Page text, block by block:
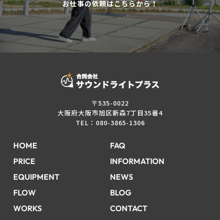
お仕事の依頼はこちらから！
〒535-0022
大阪府大阪市旭区新森7丁目35番4
TEL：080-3865-1306
HOME
PRICE
EQUIPMENT
FLOW
WORKS
FAQ
INFORMATION
NEWS
BLOG
CONTACT